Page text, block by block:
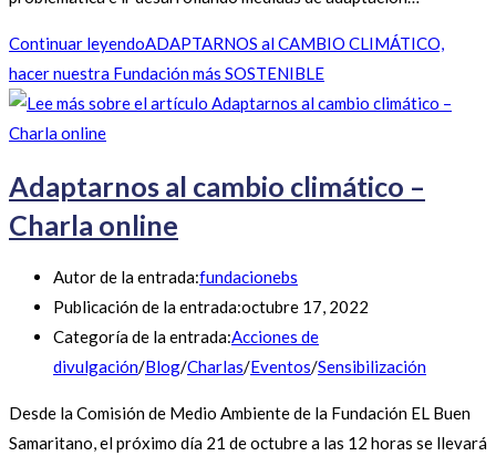
Continuar leyendoADAPTARNOS al CAMBIO CLIMÁTICO,
hacer nuestra Fundación más SOSTENIBLE
Adaptarnos al cambio climático –
Charla online
Autor de la entrada:fundacionebs
Publicación de la entrada:octubre 17, 2022
Categoría de la entrada:Acciones de
divulgación/Blog/Charlas/Eventos/Sensibilización
Desde la Comisión de Medio Ambiente de la Fundación EL Buen
Samaritano, el próximo día 21 de octubre a las 12 horas se llevará